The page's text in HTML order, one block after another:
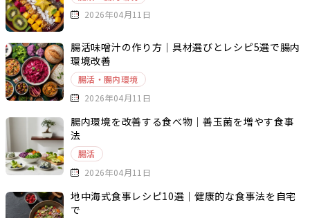
2026年04月11日
腸活味噌汁の作り方｜具材選びとレシピ5選で腸内
環境改善
腸活・腸内環境
2026年04月11日
腸内環境を改善する食べ物｜善玉菌を増やす食事
法
腸活
2026年04月11日
地中海式食事レシピ10選｜健康的な食事法を自宅
で